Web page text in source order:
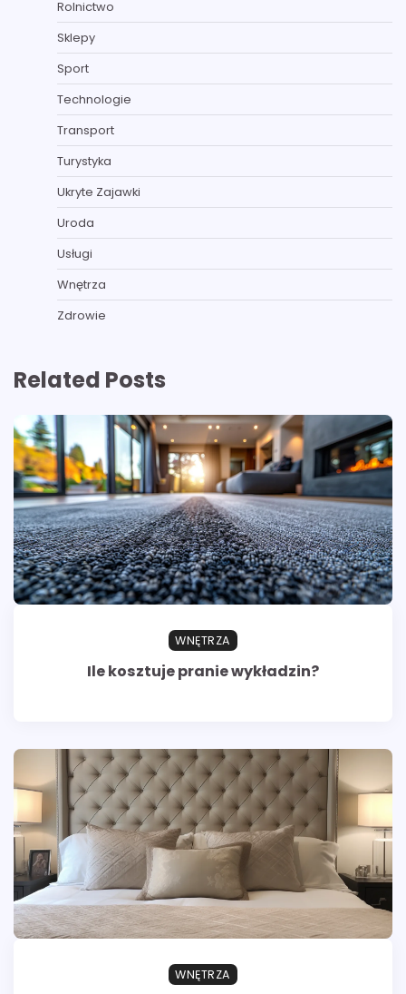
Rolnictwo
Sklepy
Sport
Technologie
Transport
Turystyka
Ukryte Zajawki
Uroda
Usługi
Wnętrza
Zdrowie
Related Posts
WNĘTRZA
Ile kosztuje pranie wykładzin?
WNĘTRZA